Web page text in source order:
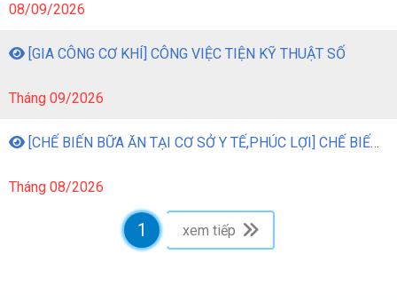
08/09/2026
[GIA CÔNG CƠ KHÍ] CÔNG VIỆC TIỆN KỸ THUẬT SỐ
Tháng 09/2026
[CHẾ BIẾN BỮA ĂN TẠI CƠ SỞ Y TẾ,PHÚC LỢI] CHẾ BIẾN BỮA ĂN TẠI CƠ SỞ Y TẾ, PHÚC LỢI
Tháng 08/2026
1 xem tiếp